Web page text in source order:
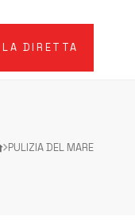
LA DIRETTA
PULIZIA DEL MARE